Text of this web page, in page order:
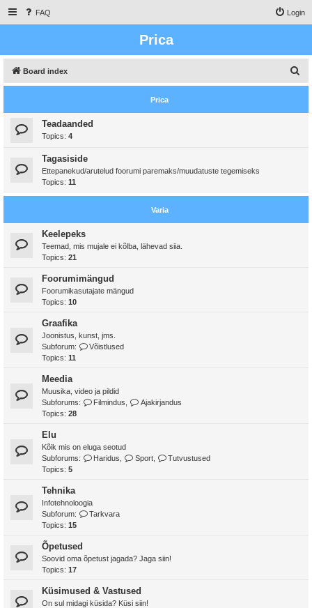
FAQ Login
Prica
Board index
e
Prica
Teadaanded
Topics: 4
Tagasiside
Ettepanekud/arutelud foorumi paremaks/muudatuste tegemiseks
Topics: 11
Varia
Keelepeks
Teemad, mis mujale ei kõlba, lähevad siia.
Topics: 21
Foorumimängud
Foorumikasutajate mängud
Topics: 10
Graafika
Joonistus, kunst, jms.
Subforum:
Võistlused
Topics: 11
Meedia
Muusika, video ja pildid
Subforums:
Filmindus
Ajakirjandus
Topics: 28
Elu
Kõik mis on eluga seotud
Subforums:
Haridus Sport,
Tutvustused
Topics: 5
Tehnika
Infotehnoloogia
Subforum:
Tarkvara
Topics: 15
Õpetused
Soovid oma õpetust jagada? Jaga siin!
Topics: 17
Küsimused & Vastused
On sul midagi küsida? Küsi siin!